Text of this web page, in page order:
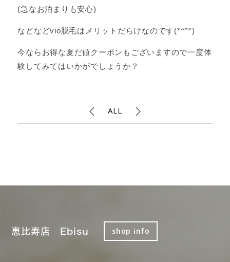
(急なお泊まりも安心)
などなどvio脱毛はメリットだらけなのです(*^^*)
今ならお得な夏だ値クーポンもございますので一度体
験してみてはいかがでしょうか？
ALL
恵比寿店 Ebisu shop info